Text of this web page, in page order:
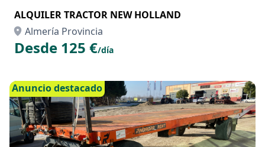
ALQUILER TRACTOR NEW HOLLAND
Almería Provincia
Desde 125 €/día
Anuncio destacado